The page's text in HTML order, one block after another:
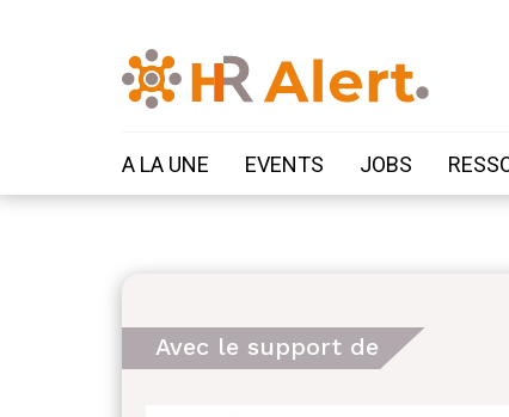
A LA UNE EVENTS JOBS
Avec le support de